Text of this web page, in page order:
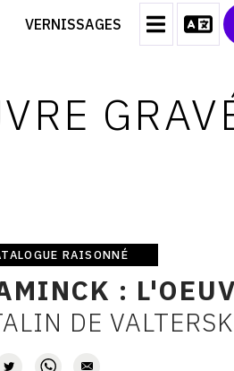
VERNISSAGES
CONTACT
CGU
RAISONNÉ
:
DE